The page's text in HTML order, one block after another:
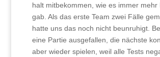
halt mitbekommen, wie es immer mehr
gab. Als das erste Team zwei Fälle
hatte uns das noch nicht beunruhigt.
eine Partie ausgefallen, die nächste
aber wieder spielen, weil alle Tests